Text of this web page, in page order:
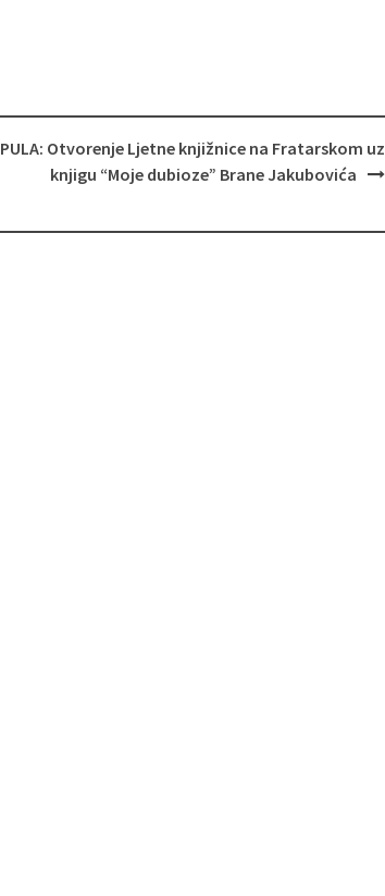
PULA: Otvorenje Ljetne knjižnice na Fratarskom uz
knjigu “Moje dubioze” Brane Jakubovića